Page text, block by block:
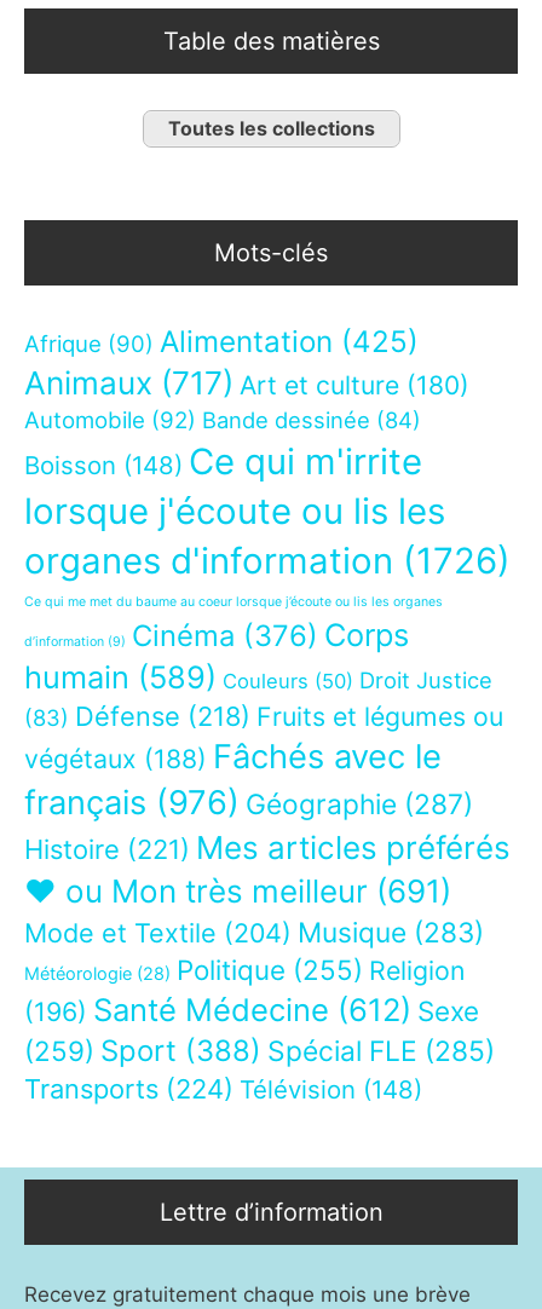
Table des matières
Toutes les collections
Mots-clés
Afrique (90) Alimentation (425)
Animaux (717) Art et culture (180)
Automobile (92) Bande dessinée (84)
Boisson (148) Ce qui m'irrite
lorsque j'écoute ou lis les
organes d'information (1726)
Ce qui me met du baume au coeur lorsque j’écoute ou lis les organes
d’information (9) Cinéma (376) Corps
humain (589) Couleurs (50) Droit Justice
(83) Défense (218) Fruits et légumes ou
végétaux (188) Fâchés avec le
français (976) Géographie (287)
Histoire (221) Mes articles préférés
❤ ou Mon très meilleur (691)
Mode et Textile (204) Musique (283)
Météorologie (28) Politique (255) Religion
(196) Santé Médecine (612) Sexe
(259) Sport (388) Spécial FLE (285)
Transports (224) Télévision (148)
Lettre d’information
Recevez gratuitement chaque mois une brève